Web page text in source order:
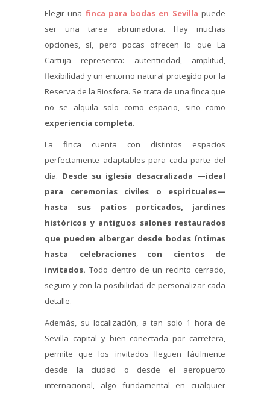
Elegir una finca para bodas en Sevilla puede
ser una tarea abrumadora. Hay muchas
opciones, sí, pero pocas ofrecen lo que La
Cartuja representa: autenticidad, amplitud,
flexibilidad y un entorno natural protegido por la
Reserva de la Biosfera. Se trata de una finca que
no se alquila solo como espacio, sino como
experiencia completa.
La finca cuenta con distintos espacios
perfectamente adaptables para cada parte del
día. Desde su iglesia desacralizada —ideal
para ceremonias civiles o espirituales—
hasta sus patios porticados, jardines
históricos y antiguos salones restaurados
que pueden albergar desde bodas íntimas
hasta celebraciones con cientos de
invitados. Todo dentro de un recinto cerrado,
seguro y con la posibilidad de personalizar cada
detalle.
Además, su localización, a tan solo 1 hora de
Sevilla capital y bien conectada por carretera,
permite que los invitados lleguen fácilmente
desde la ciudad o desde el aeropuerto
internacional, algo fundamental en cualquier